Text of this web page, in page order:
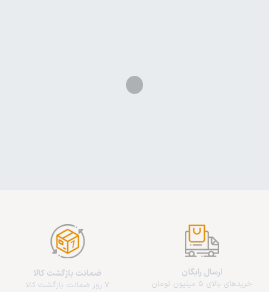
ارسال رایگان
خریدهای بالای 5 میلیون تومان
ضمانت بازگشت کالا
7 روز ضمانت بازگشت کالا